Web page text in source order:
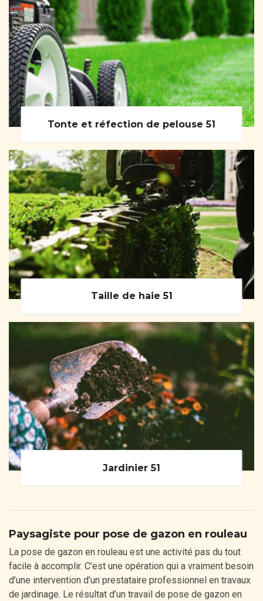
Tonte et réfection de pelouse 51
Taille de haie 51
Jardinier 51
Paysagiste pour pose de gazon en rouleau
La pose de gazon en rouleau est une activité pas du tout
facile à accomplir. C’est une opération qui a vraiment besoin
d’une intervention d’un prestataire professionnel en travaux
de jardinage. Le résultat d’un travail de pose de gazon en